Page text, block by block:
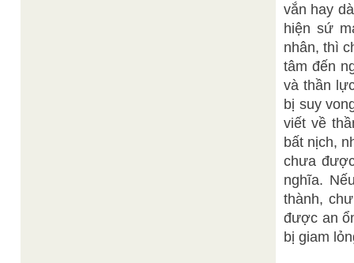
vắn hay
hiện sứ
nhân, thì
tâm đến
và thần
bị suy
viết về
bất nịch,
chưa
nghĩa.
thành,
được an
bị giam